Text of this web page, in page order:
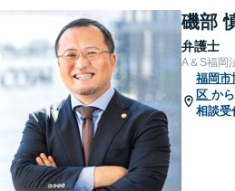
磯部
弁護士
A＆S福岡
福岡市
区 か
相談受